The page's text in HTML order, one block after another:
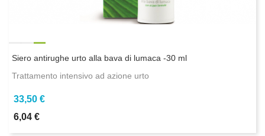
Siero antirughe urto alla bava di lumaca -30 ml
Trattamento intensivo ad azione urto
33,50 €
6,04 €